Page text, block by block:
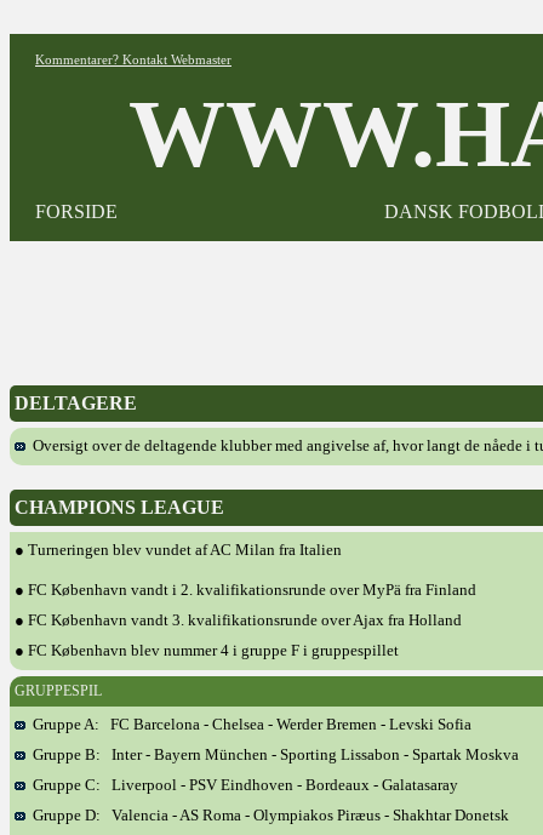
Kommentarer? Kontakt Webmaster
FORSIDE DANSK
DELTAGERE
Oversigt over de deltagende klubber med angivelse af, hvor langt de nåede i
CHAMPIONS LEAGUE
● Turneringen blev vundet af AC Milan fra Italien
● FC København vandt i 2. kvalifikationsrunde over MyPä fra Finland
● FC København vandt 3. kvalifikationsrunde over Ajax fra Holland
● FC København blev nummer 4 i gruppe F i gruppespillet
GRUPPESPIL
Gruppe A: FC Barcelona - Chelsea - Werder Bremen - Levski Sofia
Gruppe B: Inter - Bayern München - Sporting Lissabon - Spartak Moskva
Gruppe C: Liverpool - PSV Eindhoven - Bordeaux - Galatasaray
Gruppe D: Valencia - AS Roma - Olympiakos Piræus - Shakhtar Donetsk